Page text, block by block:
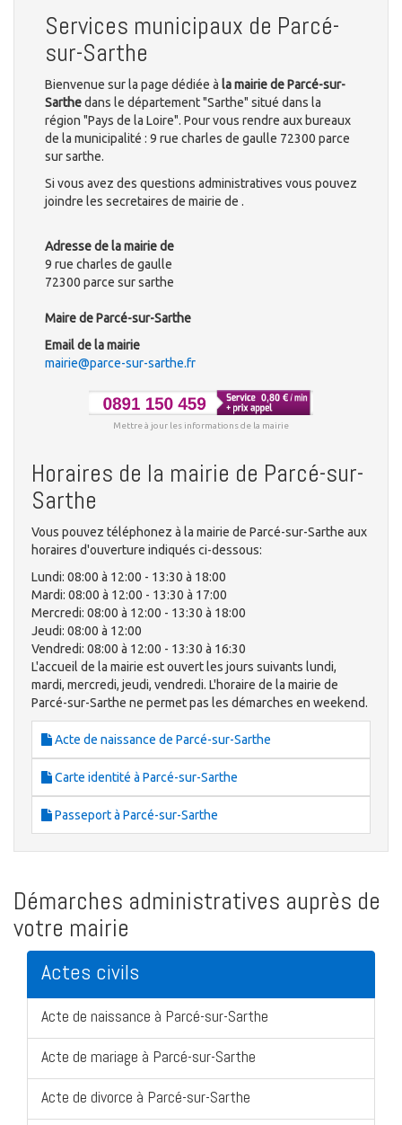
Services municipaux de Parcé-
sur-Sarthe
Bienvenue sur la page dédiée à la mairie de Parcé-sur-
Sarthedans le département "Sarthe" situé dans la
région "Pays de la Loire". Pour vous rendre aux bureaux
de la municipalité : 9 rue charles de gaulle 72300 parce
sur sarthe.
Si vous avez des questions administratives vous pouvez
joindre les secretaires de mairie de .
Adresse de la mairie de
9 rue charles de gaulle
72300 parce sur sarthe
Maire de Parcé-sur-Sarthe
Email de la mairie
mairie@parce-sur-sarthe.fr
Mettre à jour les informations de la mairie
Horaires de la mairie de Parcé-sur-
Sarthe
Vous pouvez téléphonez à la mairie de Parcé-sur-Sarthe aux
horaires d'ouverture indiqués ci-dessous:
Lundi: 08:00 à 12:00 - 13:30 à 18:00
Mardi: 08:00 à 12:00 - 13:30 à 17:00
Mercredi: 08:00 à 12:00 - 13:30 à 18:00
Jeudi: 08:00 à 12:00
Vendredi: 08:00 à 12:00 - 13:30 à 16:30
L'accueil de la mairie est ouvert les jours suivants lundi,
mardi, mercredi, jeudi, vendredi. L'horaire de la mairie de
Parcé-sur-Sarthe ne permet pas les démarches en weekend.
Acte de naissance de Parcé-sur-Sarthe
Carte identité à Parcé-sur-Sarthe
Passeport à Parcé-sur-Sarthe
Démarches administratives auprès de
votre mairie
Actes civils
Acte de naissance à Parcé-sur-Sarthe
Acte de mariage à Parcé-sur-Sarthe
Acte de divorce à Parcé-sur-Sarthe